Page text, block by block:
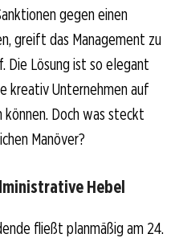
gegen einen
greift das Management zu
Die Lösung ist so elegant
kreativ Unternehmen auf
Doch was steckt
Manöver?
Hebel
fließt planmäßig am 24.